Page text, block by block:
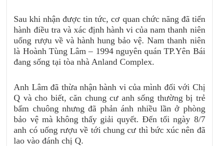
Sau khi nhận được tin tức, cơ quan chức năng đã tiến
hành điều tra và xác định hành vi của nam thanh niên
uống rượu về và hành hung bảo vệ. Nam thanh niên
là Hoành Tùng Lâm – 1994 nguyên quán TP.Yên Bái
đang sống tại tòa nhà Anland Complex.
Anh Lâm đã thừa nhận hành vi của mình đối với Chị
Q và cho biết, căn chung cư anh sống thường bị trẻ
bấm chuông nhưng đã phản ánh nhiều lần ở phòng
bảo vệ mà không thấy giải quyết. Đến tối ngày 8/7
anh có uống rượu về tới chung cư thì bức xúc nên đã
lao vào đánh chị Q.